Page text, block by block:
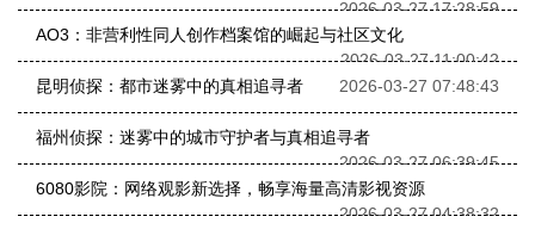
2026-03-27 17:28:59
AO3：非营利性同人创作档案馆的崛起与社区文化
2026-03-27 11:00:42
昆明侦探：都市迷雾中的真相追寻者
2026-03-27 07:48:43
福州侦探：迷雾中的城市守护者与真相追寻者
2026-03-27 06:39:45
6080影院：网络观影新选择，畅享海量高清影视资源
2026-03-27 04:38:32